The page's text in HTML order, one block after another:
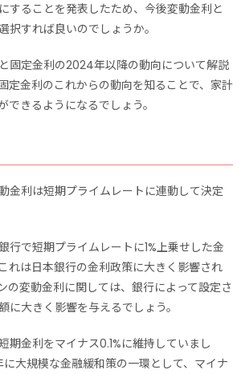
することを発表したため、今後変動金利と
択すれば良いのでしょうか。
固定金利の2024年以降の動向について解説
定金利のこれからの動向を知ることで、家計
できるようになるでしょう。
金利は短期プライムレートに連動して決定
行で短期プライムレートに1%上乗せした金
れは日本銀行の金利政策に大きく影響され
の変動金利に関しては、銀行によって設定さ
に大きく影響を与えるでしょう。
期金利をマイナス0.1%に維持していまし
大規模な金融緩和策の一環として、マイナ